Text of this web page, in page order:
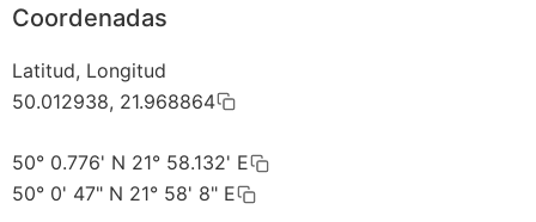
Coordenadas
Latitud, Longitud
50.012938, 21.968864
50° 0.776' N 21° 58.132' E
50° 0' 47" N 21° 58' 8" E